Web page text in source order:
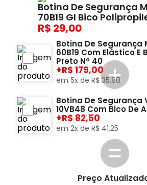
Botina De Segurança
70B19 GI Bico
29,00
Botina De Segurança
60B19 Com Elástico E
Preto Nº 40
+ 179,00
em 5x de R$ 35,80
Botina De Segurança
10VB48 Com Bico De
+ 82,50
em 2x de R$ 41,25
Preço